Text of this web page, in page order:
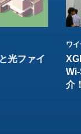
光ファイ
ワ
介